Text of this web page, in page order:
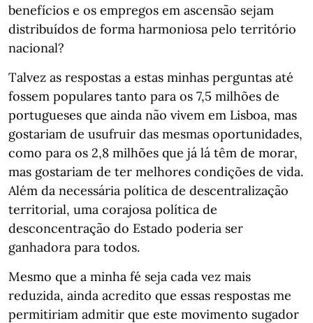
benefícios e os empregos em ascensão sejam
distribuídos de forma harmoniosa pelo território
nacional?
Talvez as respostas a estas minhas perguntas até
fossem populares tanto para os 7,5 milhões de
portugueses que ainda não vivem em Lisboa, mas
gostariam de usufruir das mesmas oportunidades,
como para os 2,8 milhões que já lá têm de morar,
mas gostariam de ter melhores condições de vida.
Além da necessária política de descentralização
territorial, uma corajosa política de
desconcentração do Estado poderia ser
ganhadora para todos.
Mesmo que a minha fé seja cada vez mais
reduzida, ainda acredito que essas respostas me
permitiriam admitir que este movimento sugador